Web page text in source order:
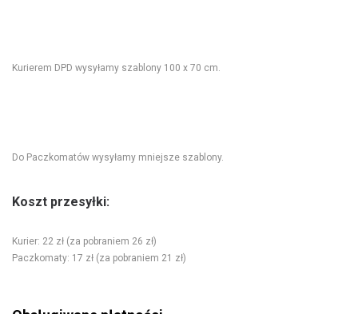
Kurierem DPD wysyłamy szablony 100 x 70 cm.
Do Paczkomatów wysyłamy mniejsze szablony.
Koszt przesyłki:
Kurier: 22 zł (za pobraniem 26 zł)
Paczkomaty: 17 zł (za pobraniem 21 zł)